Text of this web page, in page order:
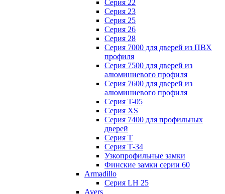
Серия 22
Серия 23
Серия 25
Серия 26
Серия 28
Серия 7000 для дверей из ПВХ
профиля
Серия 7500 для дверей из
алюминиевого профиля
Серия 7600 для дверей из
алюминиевого профиля
Серия T-05
Серия XS
Серия 7400 для профильных
дверей
Серия Т
Серия Т-34
Узкопрофильные замки
Финские замки серии 60
Armadillo
Серия LH 25
Avers